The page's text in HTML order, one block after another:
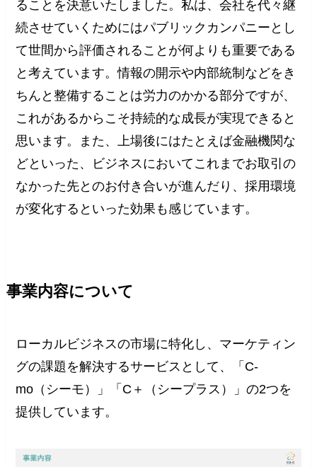
ることを決意いたしました。私は、会社を代々継
続させていくためにはパブリックカンパニーとし
て世間から評価されることが何よりも重要である
と考えています。情報の開示や内部統制などをき
ちんと整備することは労力のかかる部分ですが、
これがあるからこそ持続的な成長が実現できると
思います。また、上場後にはたとえば金融機関な
どといった、ビジネスにおいてこれまでお取引の
なかった先とのお付き合いが進んだり、採用環境
が変化するといった効果も感じています。
事業内容について
ローカルビジネスの市場に特化し、マーケティン
グの課題を解決するサービスとして、「C-
mo（シーモ）」「C＋（シープラス）」の2つを
提供しています。